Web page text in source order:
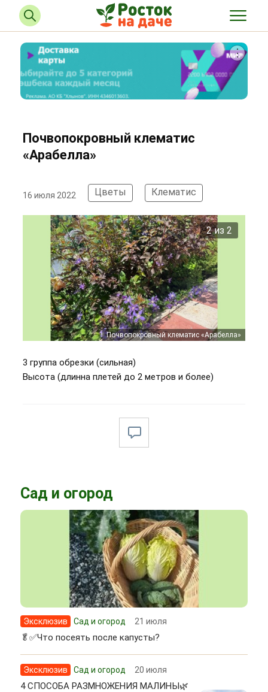
Почвопокровный клематис
«Арабелла»
16 июля 2022 Цветы Клематис
2 из 2
Почвопокровный клематис «Арабелла»
Почвопокровный клематис «Арабелла»
3 группа обрезки (сильная)
Высота (длинна плетей до 2 метров и более)
Сад и огород
Эксклюзив Сад и огород 21 июля
🥬✅Что посеять после капусты?
Эксклюзив Сад и огород 20 июля
4 СПОСОБА РАЗМНОЖЕНИЯ МАЛИНЫ🌿